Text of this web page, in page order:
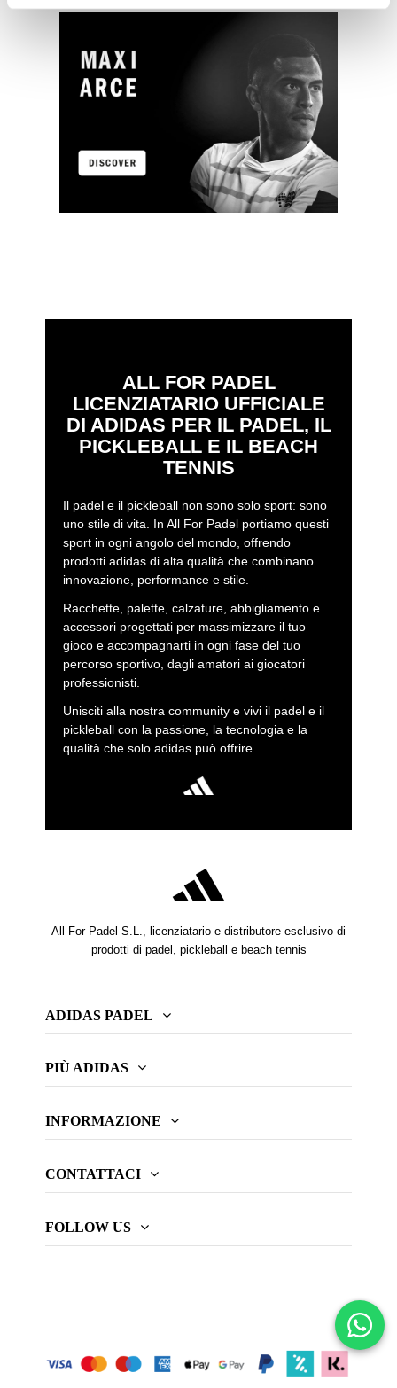
ALL FOR PADEL
LICENZIATARIO UFFICIALE
DI ADIDAS PER IL PADEL, IL
PICKLEBALL E IL BEACH
TENNIS
Il padel e il pickleball non sono solo sport: sono
uno stile di vita. In All For Padel portiamo questi
sport in ogni angolo del mondo, offrendo
prodotti adidas di alta qualità che combinano
innovazione, performance e stile.
Racchette, palette, calzature, abbigliamento e
accessori progettati per massimizzare il tuo
gioco e accompagnarti in ogni fase del tuo
percorso sportivo, dagli amatori ai giocatori
professionisti.
Unisciti alla nostra community e vivi il padel e il
pickleball con la passione, la tecnologia e la
qualità che solo adidas può offrire.
All For Padel S.L., licenziatario e distributore esclusivo di
prodotti di padel, pickleball e beach tennis
ADIDAS PADEL
PIÙ ADIDAS
INFORMAZIONE
CONTATTACI
FOLLOW US